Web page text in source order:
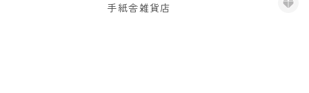
手紙舎雑貨店